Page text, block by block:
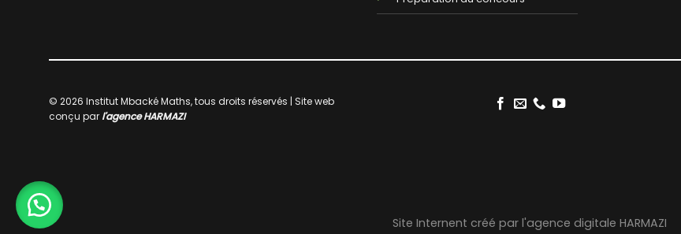
© 2026 Institut Mbacké Maths, tous droits réservés | Site web
conçu par l'agence HARMAZI
Site Internent créé par l'agence digitale HARMAZI